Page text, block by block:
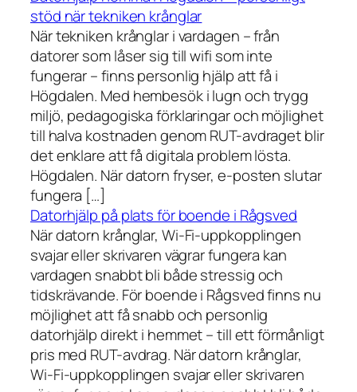
stöd när tekniken krånglar
När tekniken krånglar i vardagen – från
datorer som låser sig till wifi som inte
fungerar – finns personlig hjälp att få i
Högdalen. Med hembesök i lugn och trygg
miljö, pedagogiska förklaringar och möjlighet
till halva kostnaden genom RUT-avdraget blir
det enklare att få digitala problem lösta.
Högdalen. När datorn fryser, e-posten slutar
fungera […]
Datorhjälp på plats för boende i Rågsved
När datorn krånglar, Wi-Fi-uppkopplingen
svajar eller skrivaren vägrar fungera kan
vardagen snabbt bli både stressig och
tidskrävande. För boende i Rågsved finns nu
möjlighet att få snabb och personlig
datorhjälp direkt i hemmet – till ett förmånligt
pris med RUT-avdrag. När datorn krånglar,
Wi-Fi-uppkopplingen svajar eller skrivaren